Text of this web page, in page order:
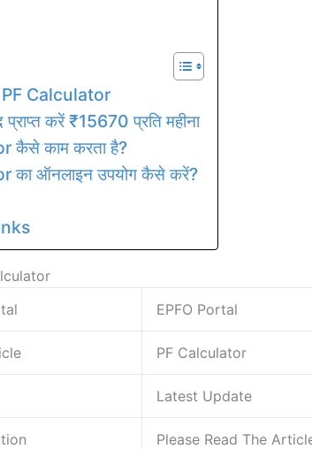
Calculator
प्राप्त करें ₹15670 प्रति महीना
कैसे काम करता है?
का ऑनलाइन उपयोग कैसे करें?
EPFO Portal
PF Calculator
Latest Update
Please Read The